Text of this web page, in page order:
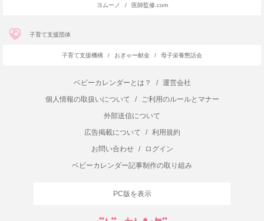
ヨムーノ
/ 医師監修.com
子育て支援団体
子育て支援機構 / おぎゃー献金 / 母子栄養懇話会
ベビーカレンダーとは？ /
運営会社
個人情報の取扱いについて
/
ご利用のルールとマナー
外部送信について
広告掲載について
/
利用規約
お問い合わせ
/
ログイン
ベビーカレンダー記事制作の取り組み
PC版を表示